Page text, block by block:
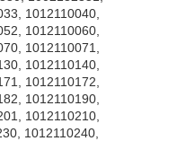
1012110040,
1012110060,
1012110071,
1012110140,
1012110172,
1012110190,
1012110210,
1012110240,